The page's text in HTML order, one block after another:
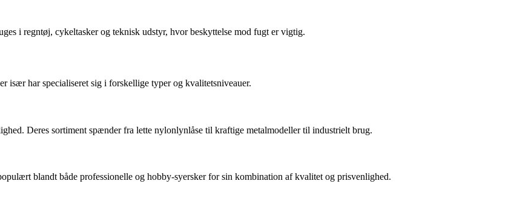
i regntøj, cykeltasker og teknisk udstyr, hvor beskyttelse mod fugt er vigtig.
især har specialiseret sig i forskellige typer og kvalitetsniveauer.
Deres sortiment spænder fra lette nylonlynlåse til kraftige metalmodeller til industrielt brug.
blandt både professionelle og hobby-syersker for sin kombination af kvalitet og prisvenlighed.